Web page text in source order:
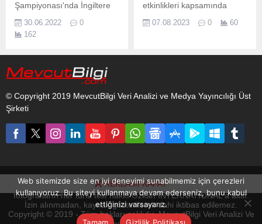
Şampiyonası'nda İngiltere
ile oynayacağı maçın
hazırlıklarını tamamladı.
30.06.2022
0
162
etkinlikleri kapsamında
Değirmende sahili bu yıl da
Sokak Basketbolu
07.08.2023 0 60
© Copyright 2019 MevcutBilgi Veri Analizi ve Medya Yayıncılığı Üst
Şirketi
www.mevcutbilgi.com internet sitesinde yayınlanan yazı, haber ve
fotoğrafların her türlü telif hakkı Ozkan INTERNATIONAL'a aittir.
İzin alınmadan, kaynak gösterilerek dahi iktibas edilemez.
Copyright © 2019 - Tüm hakları saklıdır. MevcutBilgi Veri Analizi Ve
REKLAMI KAPAT
Web sitemizde size en iyi deneyimi sunabilmemiz için çerezleri
kullanıyoruz. Bu siteyi kullanmaya devam ederseniz, bunu kabul
ettiğinizi varsayarız.
Tamam
Gizlilik Politikası